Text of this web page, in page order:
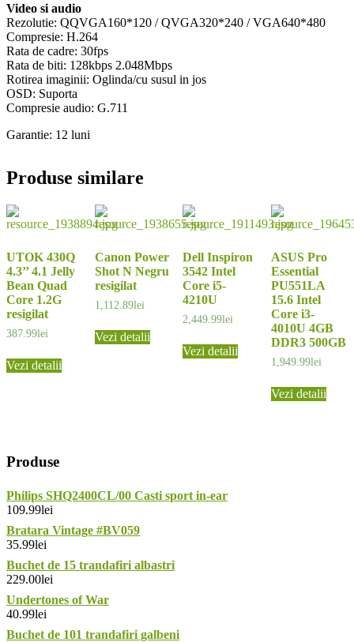
Video si audio
Rezolutie: QQVGA160*120 / QVGA320*240 / VGA640*480
Compresie: H.264
Rata de cadre: 30fps
Rata de biti: 128kbps 2.048Mbps
Rotirea imaginii: Oglinda/cu susul in jos
OSD: Suporta
Compresie audio: G.711
Garantie: 12 luni
Produse similare
UTOK 430Q
4.3’’ 4.1 Jelly
Bean Quad
Core 1.2G
resigilat
387.99lei
Vezi detalii
Canon Power
Shot N Negru
resigilat
1,112.89lei
Vezi detalii
Dell Inspiron
3542 Intel
Core i5-
4210U
2,449.99lei
Vezi detalii
ASUS Pro
Essential
PU551LA
15.6 Intel
Core i3-
4010U 4GB
DDR3 500GB
1,949.99lei
Vezi detalii
Produse
Philips SHQ2400CL/00 Casti sport in-ear
109.99lei
Bratara Vintage #BV059
35.99lei
Buchet de 15 trandafiri albastri
229.00lei
Undertones of War
40.99lei
Buchet de 101 trandafiri galbeni